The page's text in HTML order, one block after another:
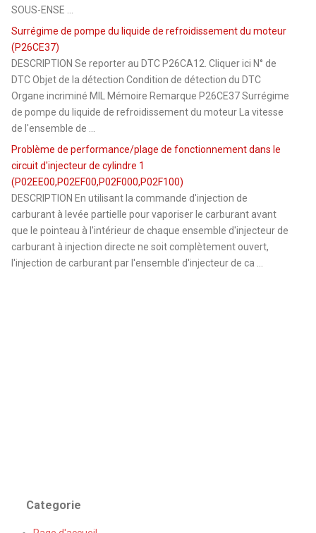
SOUS-ENSE ...
Surrégime de pompe du liquide de refroidissement du moteur
(P26CE37)
DESCRIPTION Se reporter au DTC P26CA12. Cliquer ici N° de
DTC Objet de la détection Condition de détection du DTC
Organe incriminé MIL Mémoire Remarque P26CE37 Surrégime
de pompe du liquide de refroidissement du moteur La vitesse
de l'ensemble de ...
Problème de performance/plage de fonctionnement dans le
circuit d'injecteur de cylindre 1
(P02EE00,P02EF00,P02F000,P02F100)
DESCRIPTION En utilisant la commande d'injection de
carburant à levée partielle pour vaporiser le carburant avant
que le pointeau à l'intérieur de chaque ensemble d'injecteur de
carburant à injection directe ne soit complètement ouvert,
l'injection de carburant par l'ensemble d'injecteur de ca ...
Categorie